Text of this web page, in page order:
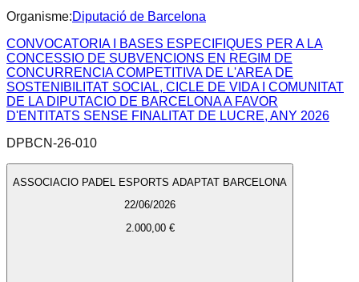
Organisme:Diputació de Barcelona
CONVOCATORIA I BASES ESPECIFIQUES PER A LA
CONCESSIO DE SUBVENCIONS EN REGIM DE
CONCURRENCIA COMPETITIVA DE L'AREA DE
SOSTENIBILITAT SOCIAL, CICLE DE VIDA I COMUNITAT
DE LA DIPUTACIO DE BARCELONA A FAVOR
D'ENTITATS SENSE FINALITAT DE LUCRE, ANY 2026
DPBCN-26-010
ASSOCIACIO PADEL ESPORTS ADAPTAT BARCELONA
22/06/2026
2.000,00 €